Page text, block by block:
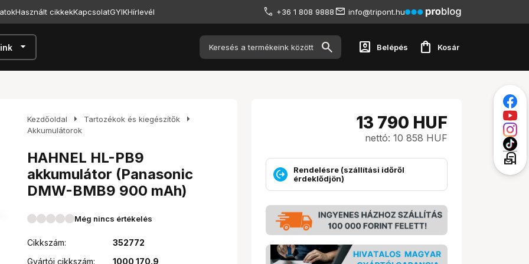
Használt cikkekKapcsolatGYIKHírlevél +36 1 808 9888 info@tripont.hu
arrow_drop_down account_box Belépés shopping_bag Kosár
Kezdőoldal arrow_right Tartozékok és kiegészítők arrow_right
Akkumulátorok
HAHNEL HL-PB9
akkumulátor (Panasonic
DMW-BMB9 900 mAh)
Még nincs értékelés
Cikkszám:
352772
Gyártói cikkszám:
1000 170.9
13 790 HUF
nettó: 10 858 HUF
Rendelésre (szállítási időről
érdeklődjön)
local_post_office